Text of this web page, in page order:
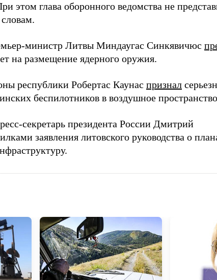
этом глава оборонного ведомства не
министр Литвы Миндаугас Синкявичюс
на размещение ядерного оружия.
республики Робертас Каунас признал
беспилотников в воздушное
секретарь президента России Дмитрий
заявления литовского руководства о